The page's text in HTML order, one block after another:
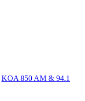
KOA 850 AM & 94.1